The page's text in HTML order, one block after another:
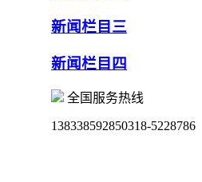
新闻栏目三
新闻栏目四
全国服务热线
138338592850318-5228786